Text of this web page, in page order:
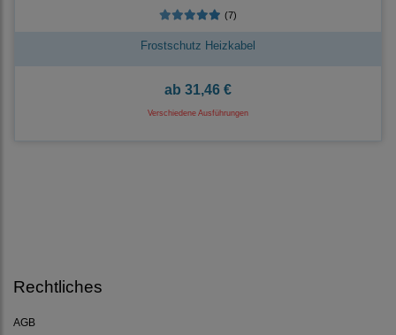
(7)
Frostschutz Heizkabel
ab 31,46 €
Verschiedene Ausführungen
Rechtliches
AGB